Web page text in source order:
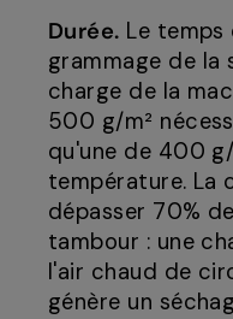
Durée. Le temps
grammage de
charge de la
500 g/m²
qu'une de 400
température. La
dépasser 70%
tambour : une
l'air chaud de
génère un